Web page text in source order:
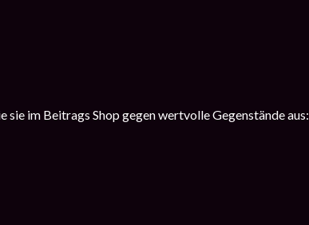
sie im Beitrags Shop gegen wertvolle Gegenstände aus: